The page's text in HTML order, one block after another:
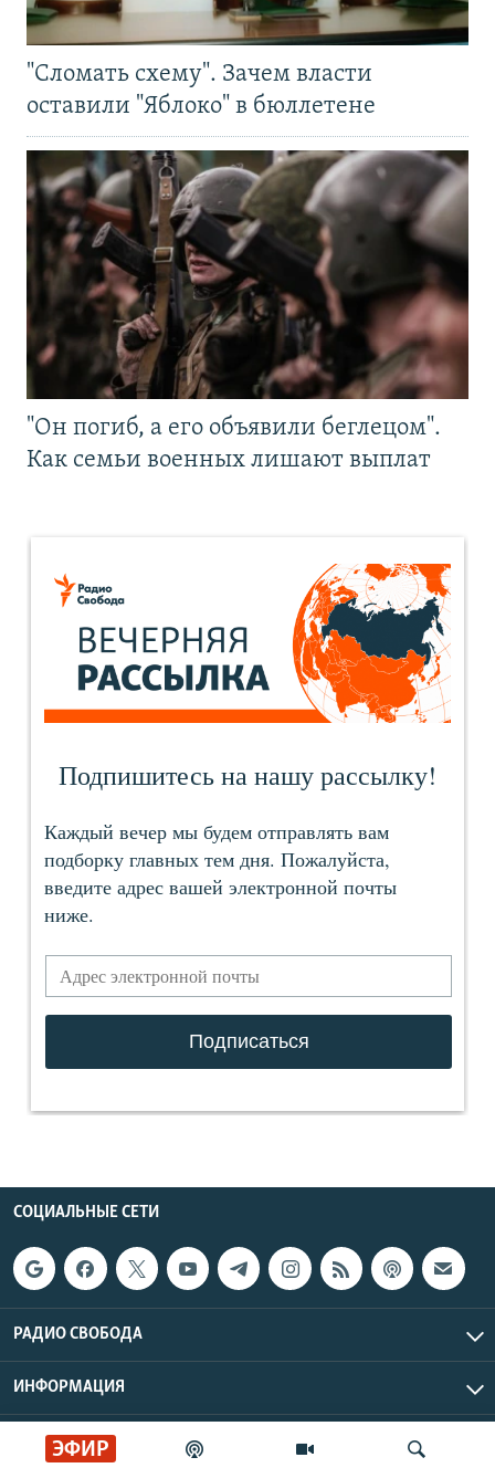
ЭФИР
"Сломать схему". Зачем власти
оставили "Яблоко" в бюллетене
"Он погиб, а его объявили беглецом".
Как семьи военных лишают выплат
СОЦИАЛЬНЫЕ СЕТИ
РАДИО СВОБОДА
ИНФОРМАЦИЯ
Радио Свобода © 2026 RFE/RL, Inc. | Все права защищены.